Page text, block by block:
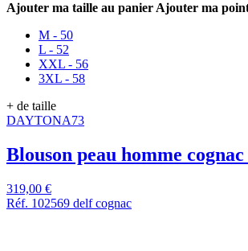
Ajouter ma taille au panierAjouter ma
M - 50
L - 52
XXL - 56
3XL - 58
+ de taille
DAYTONA73
Blouson peau homme
319,00 €
Réf. 102569 delf cognac